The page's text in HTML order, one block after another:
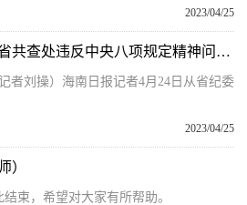
2023/04/25
今日视点：1—3月海南省共查处违反中央八项规定精神问题267起
者刘操）海南日报记者4月24日从省纪委
2023/04/25
）
束，希望对大家有所帮助。